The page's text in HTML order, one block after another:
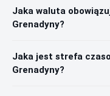
Jaka waluta
Grenadyny?
Jaka jest strefa
Grenadyny?